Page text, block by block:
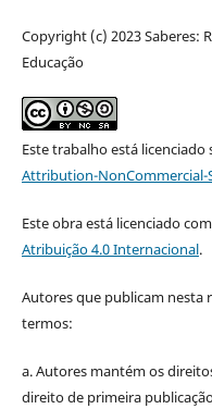
Copyright (c) 2023 Saberes:
Educação
Este trabalho está licenciado
Attribution-NonCommercial-
Este obra está licenciado
Atribuição 4.0 Internacional.
Autores que publicam nesta
termos:
a. Autores mantém os
direito de primeira